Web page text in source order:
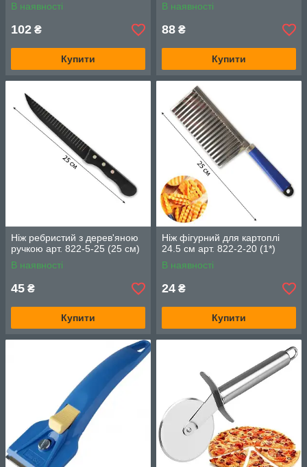
В наявності
102 ₴
Купити
В наявності
88 ₴
Купити
Ніж ребристий з дерев'яною
ручкою арт. 822-5-25 (25 см)
В наявності
45 ₴
Купити
Ніж фігурний для картоплі
24.5 см арт. 822-2-20 (1*)
В наявності
24 ₴
Купити